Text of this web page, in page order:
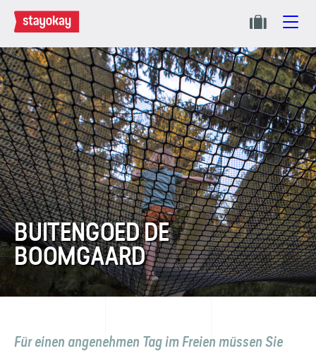
BUITENGOED DE
BOOMGAARD
Für einen angenehmen Tag im Freien müssen Sie